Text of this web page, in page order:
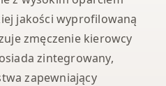
jakości wyprofilowaną
zmęczenie kierowcy
zintegrowany,
zapewniający